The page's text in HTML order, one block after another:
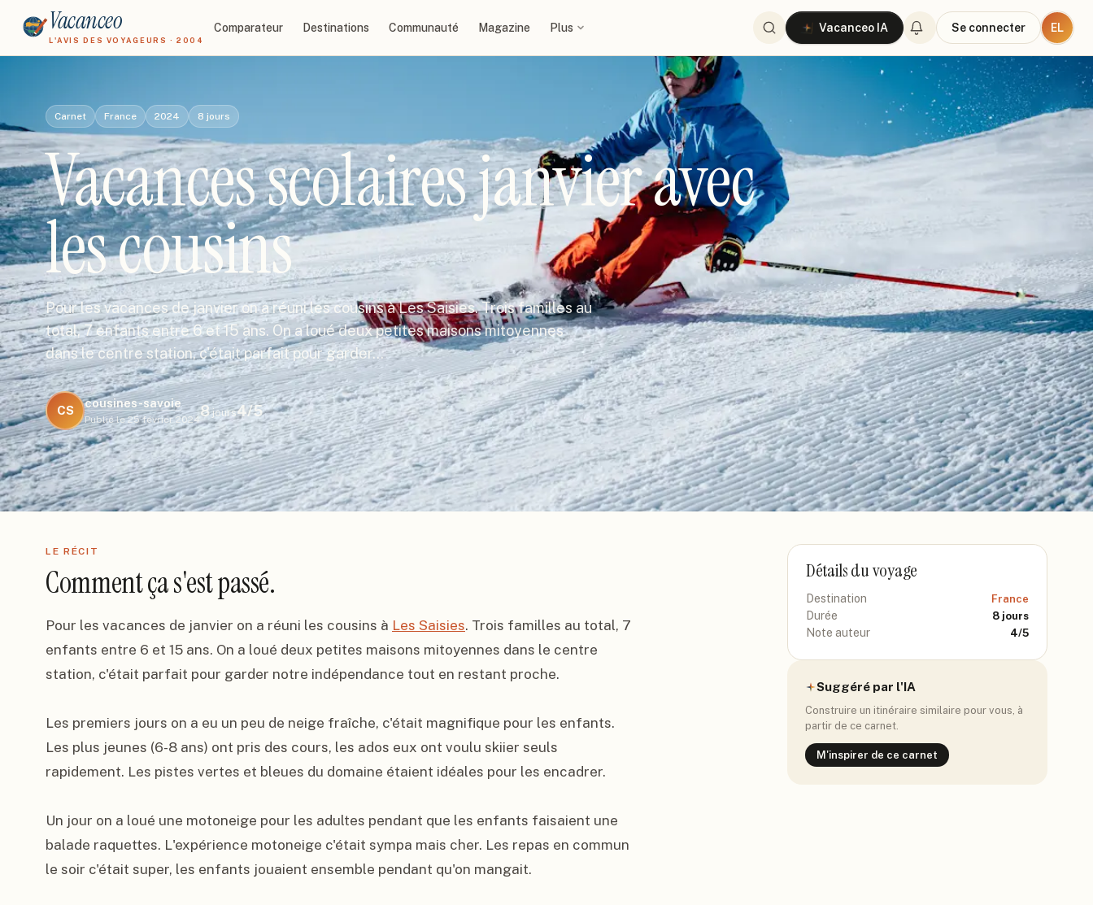
Vacanceo
L'AVIS DES VOYAGEURS · 2004
Comparateur Destinations Communauté Magazine Plus Vacanceo IA Se connecter EL
Carnet France 2024 8 jours
Vacances scolaires janvier avec
les cousins
Pour les vacances de janvier on a réuni les cousins à Les Saisies. Trois familles au
total, 7 enfants entre 6 et 15 ans. On a loué deux petites maisons mitoyennes
dans le centre station, c'était parfait pour garder…
CS
cousines-savoie
Publié le 25 février 2024
8jours4/5
LE RÉCIT
Comment ça s'est passé.
Pour les vacances de janvier on a réuni les cousins à Les Saisies. Trois familles au total, 7
enfants entre 6 et 15 ans. On a loué deux petites maisons mitoyennes dans le centre
station, c'était parfait pour garder notre indépendance tout en restant proche.
Les premiers jours on a eu un peu de neige fraîche, c'était magnifique pour les enfants.
Les plus jeunes (6-8 ans) ont pris des cours, les ados eux ont voulu skiier seuls
rapidement. Les pistes vertes et bleues du domaine étaient idéales pour les encadrer.
Un jour on a loué une motoneige pour les adultes pendant que les enfants faisaient une
balade raquettes. L'expérience motoneige c'était sympa mais cher. Les repas en commun
le soir c'était super, les enfants jouaient ensemble pendant qu'on mangait.
Détails du voyage
Destination France
Durée 8 jours
Note auteur 4/5
Suggéré par l'IA
Construire un itinéraire similaire pour vous, à
partir de ce carnet.
M'inspirer de ce carnet